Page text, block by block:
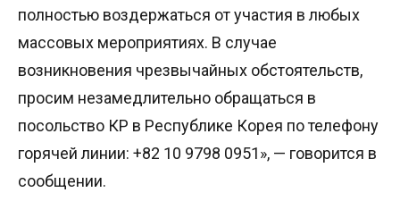
полностью воздержаться от участия в любых
массовых мероприятиях. В случае
возникновения чрезвычайных обстоятельств,
просим незамедлительно обращаться в
посольство КР в Республике Корея по телефону
горячей линии: +82 10 9798 0951», — говорится в
сообщении.